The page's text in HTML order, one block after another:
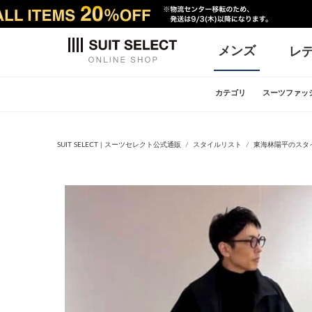
メンズ レ
カテゴリ スーツファッ
SUIT SELECT | スーツセレクト公式通販 スタイルリスト 東海林陽平のスタ